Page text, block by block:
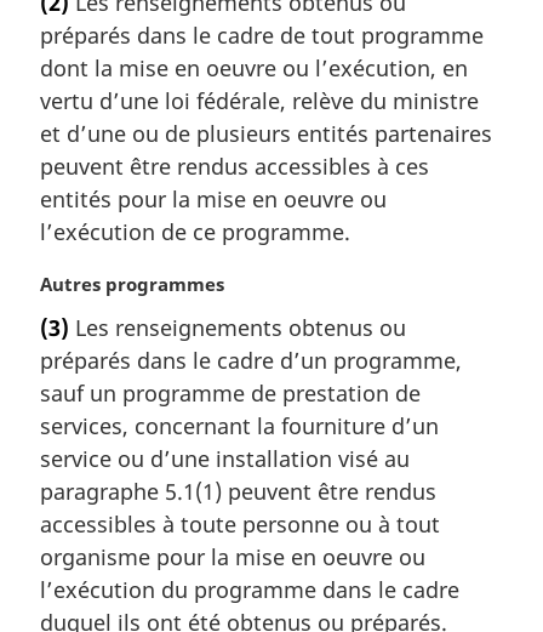
e
:
t
e
m
a
g
i
n
a
e
préparés dans le cadre de tout programme
dont la mise en oeuvre ou l’exécution, en
vertu d’une loi fédérale, relève du ministre
et d’une ou de plusieurs entités partenaires
peuvent être rendus accessibles à ces
entités pour la mise en oeuvre ou
l’exécution de ce programme.
N
t
e
m
a
g
i
n
a
l
e
Autres programmes
(3) Les renseignements obtenus ou
préparés dans le cadre d’un programme,
sauf un programme de prestation de
services, concernant la fourniture d’un
service ou d’une installation visé au
paragraphe 5.1(1) peuvent être rendus
accessibles à toute personne ou à tout
organisme pour la mise en oeuvre ou
l’exécution du programme dans le cadre
duquel ils ont été obtenus ou préparés.